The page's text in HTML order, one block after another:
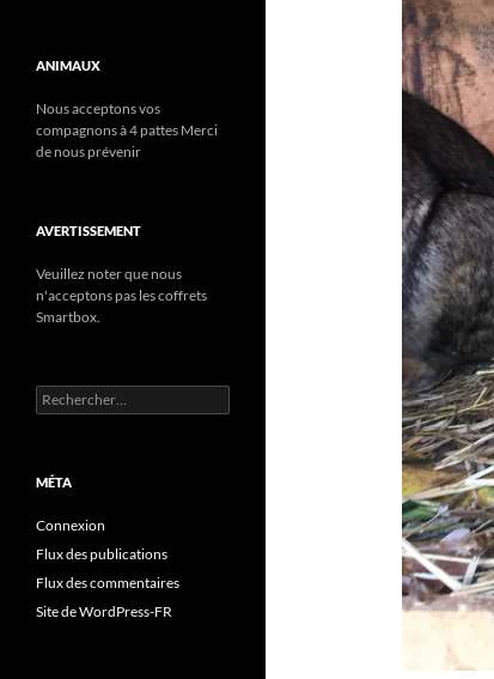
ANIMAUX
Nous acceptons vos
compagnons à 4 pattes Merci
de nous prévenir
AVERTISSEMENT
Veuillez noter que nous
n'acceptons pas les coffrets
Smartbox.
Rechercher :
MÉTA
Connexion
Flux des publications
Flux des commentaires
Site de WordPress-FR